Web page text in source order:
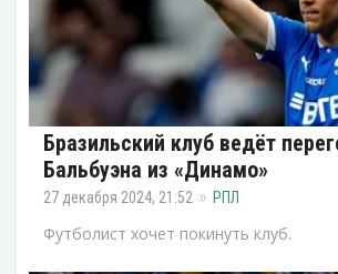
Бразильский клуб ведёт
Бальбуэна из «Динамо»
27 декабря 2024, 21:52 РПЛ
Футболист хочет покинуть клуб.